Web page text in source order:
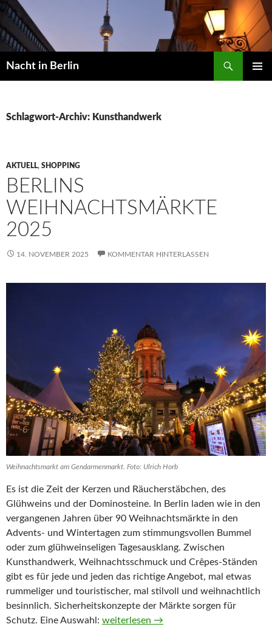
Zum
Inhalt
springen
Nacht in Berlin
Schlagwort-Archiv: Kunsthandwerk
AKTUELL, SHOPPING
BERLINS
WEIHNACHTSMÄRKTE
2025
14. NOVEMBER 2025 KOMMENTAR HINTERLASSEN
Weihnachtsmarkt am Gendarmenmarkt. Foto: Ulrich Horb
Es ist die Zeit der Kerzen und Räucherstäbchen, des
Glühweins und der Dominosteine. In Berlin laden wie in den
vergangenen Jahren über 90 Weihnachtsmärkte in den
Advents- und Wintertagen zum stimmungsvollen Bummel
oder zum glühweinseligen Tagesausklang. Zwischen
Kunsthandwerk, Weihnachtsschmuck und Crêpes-Ständen
gibt es für jede und jeden das richtige Angebot, mal etwas
rummeliger und touristischer, mal stilvoll und weihnachtlich
besinnlich. Sicherheitskonzepte der Märkte sorgen für
Schutz. Eine Auswahl: Berlins Weihnachtsmärkte 2025
weiterlesen →